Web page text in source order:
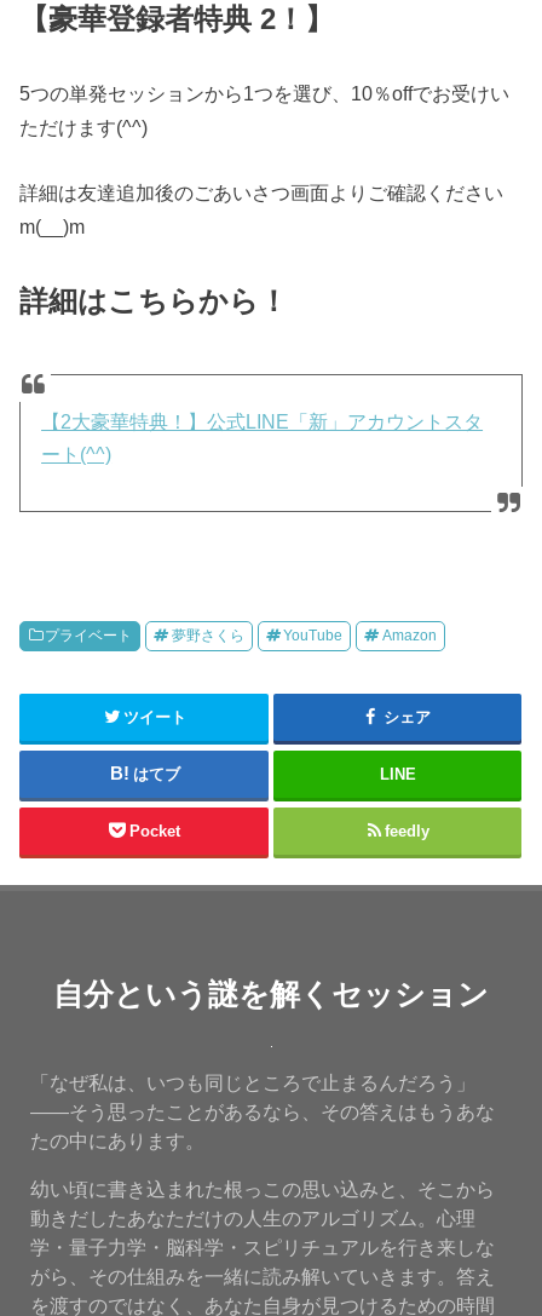
【豪華登録者特典 2！】
5つの単発セッションから1つを選び、10％offでお受けい
ただけます(^^)
詳細は友達追加後のごあいさつ画面よりご確認ください
m(__)m
詳細はこちらから！
【2大豪華特典！】公式LINE「新」アカウントスタ
ート(^^)
プライベート 夢野さくら YouTube Amazon
ツイート シェア
はてブ LINE
Pocket feedly
自分という謎を解くセッション
「なぜ私は、いつも同じところで止まるんだろう」
——そう思ったことがあるなら、その答えはもうあな
たの中にあります。
幼い頃に書き込まれた根っこの思い込みと、そこから
動きだしたあなただけの人生のアルゴリズム。心理
学・量子力学・脳科学・スピリチュアルを行き来しな
がら、その仕組みを一緒に読み解いていきます。答え
を渡すのではなく、あなた自身が見つけるための時間